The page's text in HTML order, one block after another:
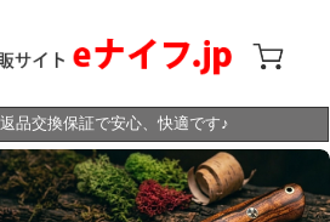
品交換保証で安心、快適です♪